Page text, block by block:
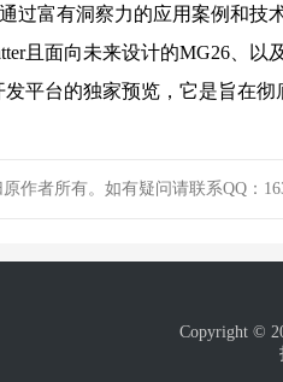
过富有洞察力的应用案例和技
且面向未来设计的MG26、
平台的独家预览，它是旨在彻
作者所有。如有疑问请联系QQ：
Copyright ©